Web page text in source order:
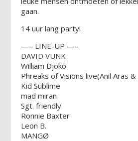
gaan.
14 uur lang party!
—– LINE-UP —–
DAVID VUNK
William Djoko
Phreaks of Visions live(Anıl Aras
Kid Sublime
mad miran
Sgt. friendly
Ronnie Baxter
Leon B.
MANGØ